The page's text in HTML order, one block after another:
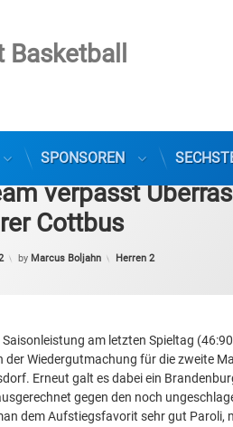
SPONSOREN
verpasst
Cottbus
by Marcus Boljahn Categories:
Herren 2
am letzten Spieltag
der Wiedergutmachung für die zweite
Erneut galt es dabei ein
gegen den noch
dem Aufstiegsfavorit sehr gut Paroli,